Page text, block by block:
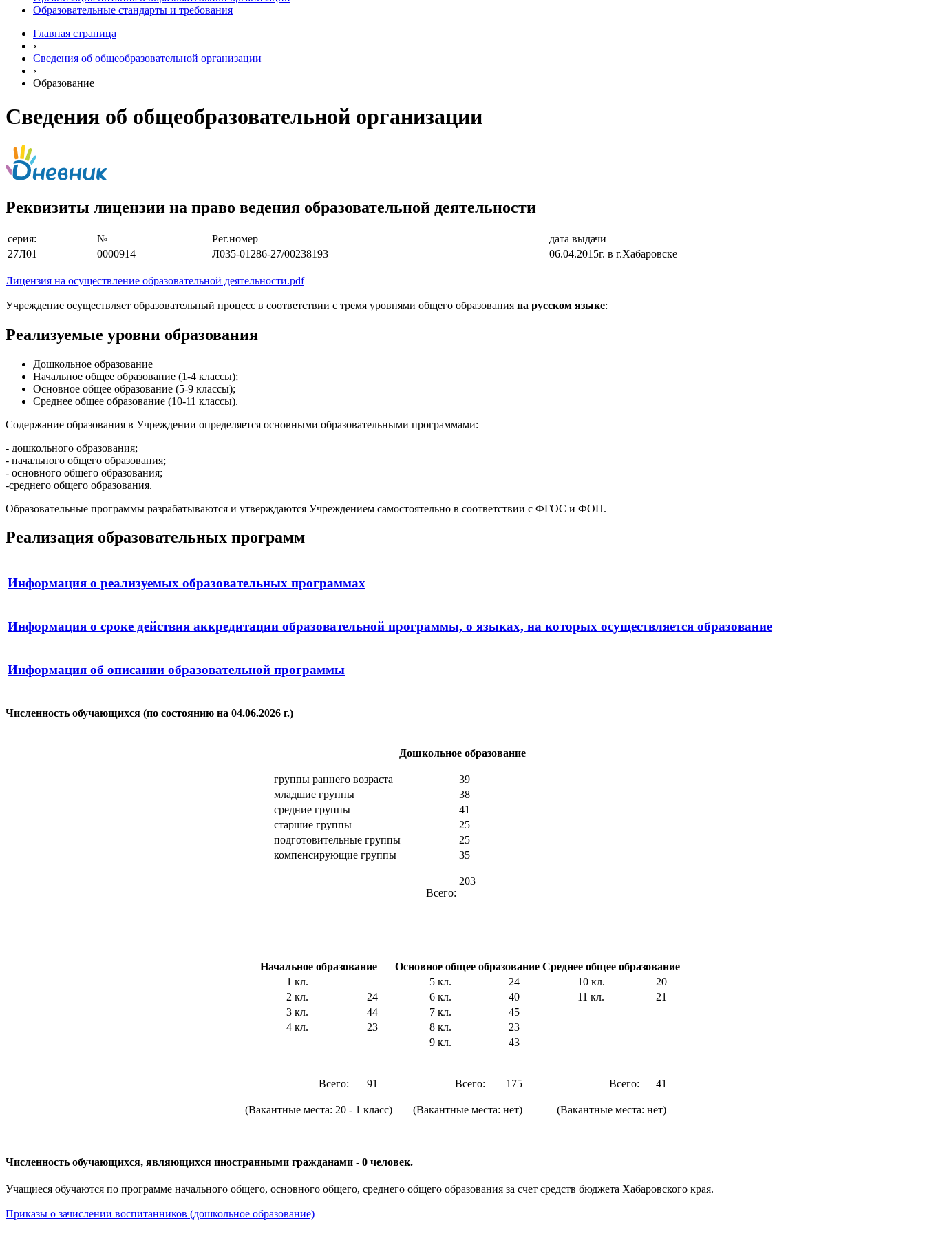
Образовательные стандарты и требования
Главная страница
›
Сведения об общеобразовательной организации
›
Образование
Сведения об общеобразовательной организации
Реквизиты лицензии на право ведения образовательной деятельности
серия: № Рег.номер
дата выдачи
27Л01
0000914 Л035-01286-27/00238193 06.04.2015г. в г.Хабаровске
Лицензия на осуществление образовательной деятельности.pdf
Учреждение осуществляет образовательный процесс в соответствии с тремя уровнями общего образования на русском языке:
Реализуемые уровни образования
Дошкольное образование
Начальное общее образование (1-4 классы);
Основное общее образование (5-9 классы);
Среднее общее образование (10-11 классы).
Содержание образования в Учреждении определяется основными образовательными программами:
- дошкольного образования;
- начального общего образования;
- основного общего образования;
-среднего общего образования.
Образовательные программы разрабатываются и утверждаются Учреждением самостоятельно в соответствии с ФГОС и ФОП.
Реализация образовательных программ
Информация о реализуемых образовательных программах
Информация о сроке действия аккредитации образовательной программы, о языках, на которых осуществляется образование
Информация об описании образовательной программы
Численность обучающихся (по состоянию на 04.06.2026 г.)
Дошкольное образование
группы раннего возраста
39
младшие группы
38
средние группы
41
старшие группы
25
подготовительные группы
25
компенсирующие группы
35
Всего:
203
Начальное образование Основное общее образование Среднее общее образование
1 кл.
5 кл. 24 10 кл.
20
2 кл.
24 6 кл. 40 11 кл.
21
3 кл.
44 7 кл.
45
4 кл.
23 8 кл.
23
9 кл.
43
Всего: 91 Всего: 175 Всего: 41
(Вакантные места: 20 - 1 класс) (Вакантные места: нет) (Вакантные места: нет)
Численность обучающихся, являющихся иностранными гражданами - 0 человек.
Учащиеся обучаются по программе начального общего, основного общего, среднего общего образования за счет средств бюджета Хабаровского края.
Приказы о зачислении воспитанников (дошкольное образование)